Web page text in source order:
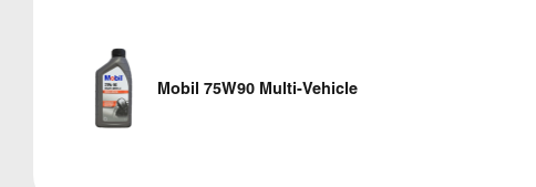
Mobil 75W90 Multi-Vehicle